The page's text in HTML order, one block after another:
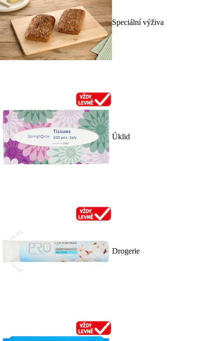
Speciální výživa
Úklid
Drogerie